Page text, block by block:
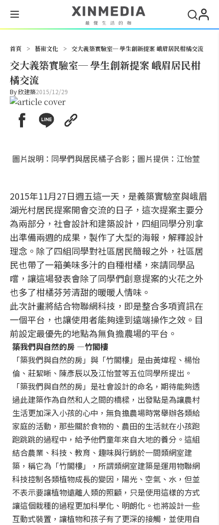
首頁 > 藝術文化 > 交大義築實驗室─ 學生創新提案 峨眉居民柑橘交流
交大義築實驗室─ 學生創新提案 峨眉居民柑
橘交流
By欣建築2015/12/29
圖片說明：同學們與居民橘子合影；圖片提供：江怡萱
2015年11月27日週五這一天，是義築實驗室與峨眉
湖光村居民提案開會交流的日子，這次提案主要分
為兩部分，社會設計和建築設計，四組同學分別拿
出準備兩週的成果，製作了大型的海報，解釋設計
理念。除了四組同學對社區居民簡報之外，社區居
民也帶了一箱美味多汁的自種柑橘，來請同學品
嚐，讓這場發表會除了同學們創意提案的火花之外
也多了柑橘芬芳清甜的暖暖人情味。
此次計畫將結合物聯網科技，即是整合多項資訊在
一個平台，也讓使用者能夠達到遠端操作之效。目
前設定最優先的地點為無負擔農場的平台。
築我們與自然的房 —竹閣樓
「築我們與自然的房」與「竹閣樓」是由黃煒程、楊怡
倫、莊絜晰、陳彥辰以及江怡萱等五位同學所提出。
「築我們與自然的房」是社會設計的命名，期待能夠透
過此建築作為自然和人之間的橋樑，出發點是為讓農村
生活更加深入小孩的心中，無負擔農場時常舉辦各類給
家庭的活動，那些關於食物的、農田的生活就在小孩跑
跑跳跳的過程中，給予他們童年來自大地的養分。這組
結合農業、科技、教育、趣味與行銷於一間類網室建
築，稱它為「竹閣樓」，所謂類網室建築是運用物聯網
科技控制各類植物成長的變因，陽光、空氣、水，但並
不表示要讓植物遠離人類的照顧，只是使用這樣的方式
讓這個栽種的過程更加科學化、明朗化。也將設計一些
互動式裝置，讓植物和孩子有了更深的接觸，並使用自